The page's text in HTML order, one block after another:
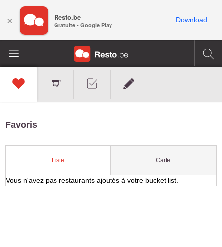
Favoris
Liste Carte
Vous n'avez pas restaurants ajoutés à votre bucket list.
× Resto.be
Gratuite - Google Play
Download